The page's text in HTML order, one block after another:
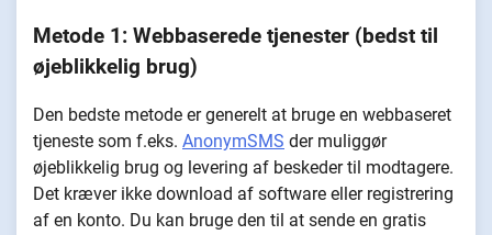
Metode 1: Webbaserede tjenester (bedst til
øjeblikkelig brug)
Den bedste metode er generelt at bruge en webbaseret
tjeneste som f.eks. AnonymSMS der muliggør
øjeblikkelig brug og levering af beskeder til modtagere.
Det kræver ikke download af software eller registrering
af en konto. Du kan bruge den til at sende en gratis